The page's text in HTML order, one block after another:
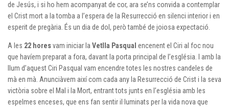
de Jesús, i si ho hem acompanyat de cor, ara se’ns convida a contemplar
el Crist mort a la tomba a l’espera de la Resurrecció en silenci interior i en
esperit de pregària. És un dia de dol, però també de joiosa expectació.
A les 22 horesvam iniciar la Vetlla Pasqual encenent el Ciri al foc nou
que havíem preparat a fora, davant la porta principal de l’església. I amb la
llum d’aquest Ciri Pasqual vam encendre totes les nostres candeles de
mà en mà. Anunciàvem així com cada any la Resurrecció de Crist i la seva
victòria sobre el Mal i la Mort, entrant tots junts en l’església amb les
espelmes enceses, que ens fan sentir il·luminats per la vida nova que